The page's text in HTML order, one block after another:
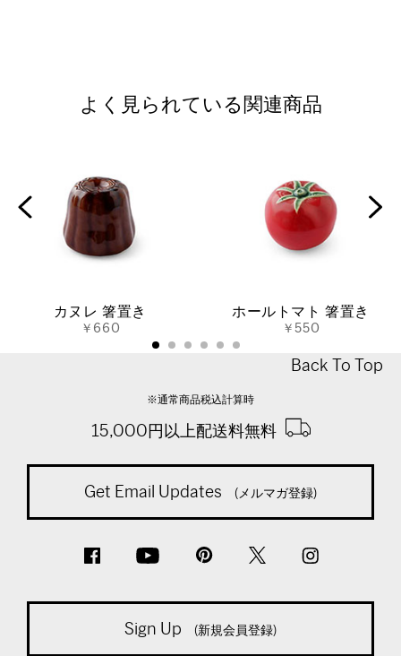
よく見られている関連商品
カヌレ 箸置き
￥660
ホールトマト 箸置き
￥550
Back To Top
※通常商品税込計算時
15,000円以上配送料無料
Get Email Updates (メルマガ登録)
Sign Up (新規会員登録)